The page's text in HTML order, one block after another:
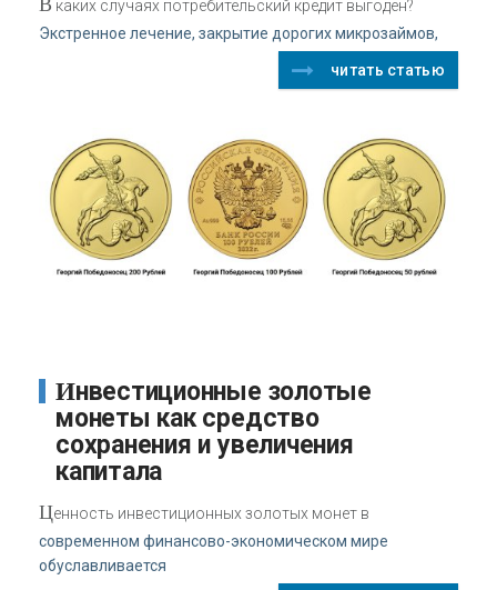
каких случаях потребительский кредит выгоден?
Экстренное лечение, закрытие дорогих микрозаймов,
читать статью
Инвестиционные золотые
монеты как средство
сохранения и увеличения
капитала
Ценность инвестиционных золотых монет в
современном финансово-экономическом мире
обуславливается